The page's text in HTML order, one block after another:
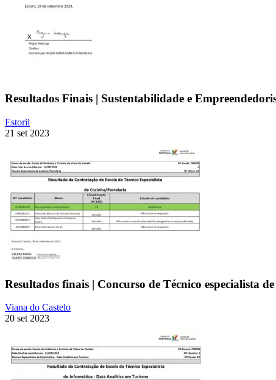
Resultados Finais | Sustentabilidade e
Estoril
21 set 2023
Resultados finais | Concurso de Técnico especialista
Viana do Castelo
20 set 2023